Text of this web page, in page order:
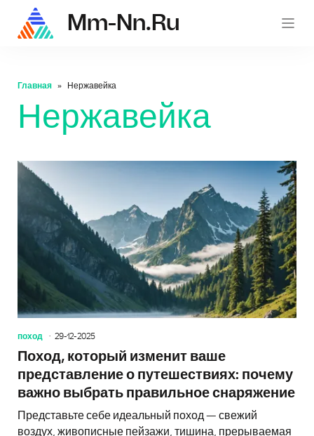
mm-
Mm-Nn.ru
Главная Нержавейка
Нержавейка
поход 29-12-2025
Поход, который изменит ваше
представление о путешествиях: почему
важно выбрать правильное снаряжение
Представьте себе идеальный поход — свежий
воздух, живописные пейзажи, тишина, прерываемая